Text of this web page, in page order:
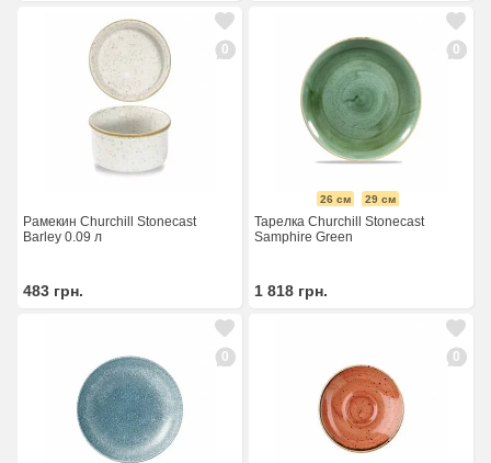
0
Рамекин Churchill Stonecast
Barley 0.09 л
483 грн.
0
26 см 29 см
Тарелка Churchill Stonecast
Samphire Green
1 818 грн.
0 0